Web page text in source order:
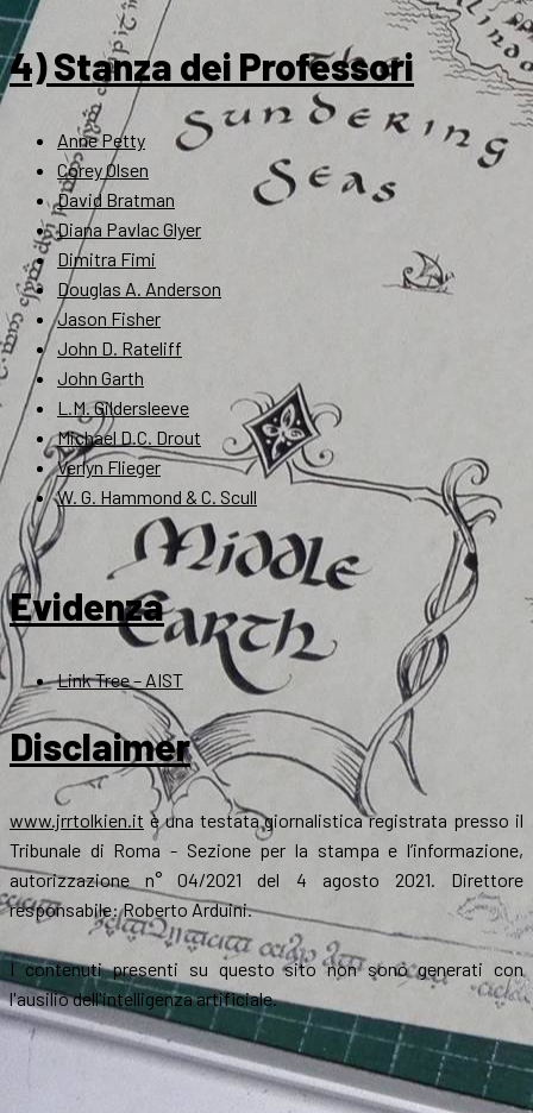
4) Stanza dei Professori
Anne Petty
Corey Olsen
David Bratman
Diana Pavlac Glyer
Dimitra Fimi
Douglas A. Anderson
Jason Fisher
John D. Rateliff
John Garth
L.M. Gildersleeve
Michael D.C. Drout
Verlyn Flieger
W. G. Hammond & C. Scull
Evidenza
Link Tree – AIST
Disclaimer
www.jrrtolkien.it è una testata giornalistica registrata presso il
Tribunale di Roma - Sezione per la stampa e l’informazione,
autorizzazione n° 04/2021 del 4 agosto 2021. Direttore
responsabile: Roberto Arduini.
I contenuti presenti su questo sito non sono generati con
l'ausilio dell'intelligenza artificiale.